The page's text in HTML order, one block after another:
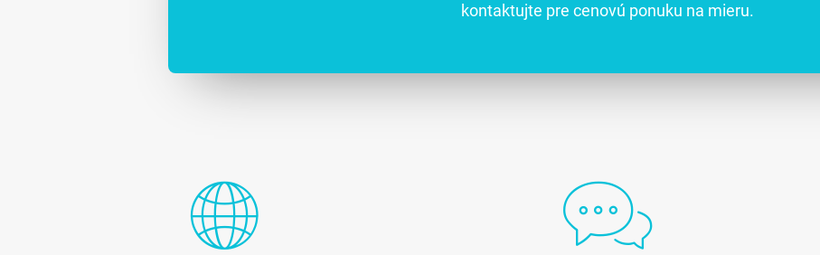
kontaktujte pre cenovú ponuku na mieru.